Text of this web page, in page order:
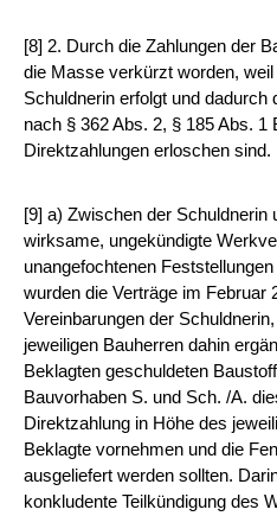
[8] 2. Durch die Zahlungen der
die Masse verkürzt worden,
Schuldnerin erfolgt und dadurch
nach § 362 Abs. 2, § 185 Abs. 1
Direktzahlungen erloschen sind.
[9] a) Zwischen der Schuldnerin
wirksame, ungekündigte
unangefochtenen
wurden die Verträge im Februar
Vereinbarungen der
jeweiligen Bauherren dahin
Beklagten geschuldeten
Bauvorhaben S. und Sch. /A.
Direktzahlung in Höhe des
Beklagte vornehmen und die
ausgeliefert werden sollten.
konkludente Teilkündigung des